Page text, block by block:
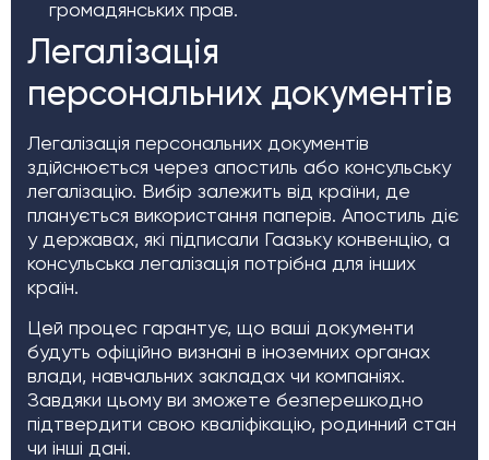
громадянських прав.
Легалізація
персональних документів
Легалізація персональних документів
здійснюється через апостиль або консульську
легалізацію. Вибір залежить від країни, де
планується використання паперів. Апостиль діє
у державах, які підписали Гаазьку конвенцію, а
консульська легалізація потрібна для інших
країн.
Цей процес гарантує, що ваші документи
будуть офіційно визнані в іноземних органах
влади, навчальних закладах чи компаніях.
Завдяки цьому ви зможете безперешкодно
підтвердити свою кваліфікацію, родинний стан
чи інші дані.